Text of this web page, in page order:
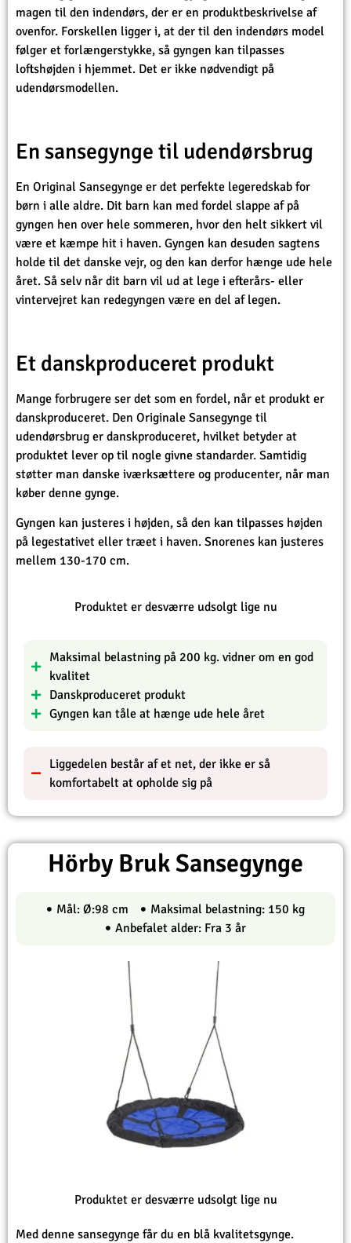
magen til den indendørs, der er en produktbeskrivelse af
ovenfor. Forskellen ligger i, at der til den indendørs model
følger et forlængerstykke, så gyngen kan tilpasses
loftshøjden i hjemmet. Det er ikke nødvendigt på
udendørsmodellen.
En sansegynge til udendørsbrug
En Original Sansegynge er det perfekte legeredskab for
børn i alle aldre. Dit barn kan med fordel slappe af på
gyngen hen over hele sommeren, hvor den helt sikkert vil
være et kæmpe hit i haven. Gyngen kan desuden sagtens
holde til det danske vejr, og den kan derfor hænge ude hele
året. Så selv når dit barn vil ud at lege i efterårs- eller
vintervejret kan redegyngen være en del af legen.
Et danskproduceret produkt
Mange forbrugere ser det som en fordel, når et produkt er
danskproduceret. Den Originale Sansegynge til
udendørsbrug er danskproduceret, hvilket betyder at
produktet lever op til nogle givne standarder. Samtidig
støtter man danske iværksættere og producenter, når man
køber denne gynge.
Gyngen kan justeres i højden, så den kan tilpasses højden
på legestativet eller træet i haven. Snorenes kan justeres
mellem 130-170 cm.
Produktet er desværre udsolgt lige nu
Maksimal belastning på 200 kg. vidner om en god
kvalitet
Danskproduceret produkt
Gyngen kan tåle at hænge ude hele året
Liggedelen består af et net, der ikke er så
komfortabelt at opholde sig på
Hörby Bruk Sansegynge
Mål: Ø:98 cm
Maksimal belastning: 150 kg
Anbefalet alder: Fra 3 år
Produktet er desværre udsolgt lige nu
Med denne sansegynge får du en blå kvalitetsgynge.